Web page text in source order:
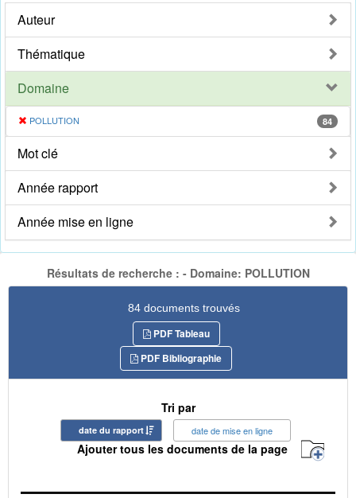
Auteur
Thématique
Domaine
POLLUTION 84
Mot clé
Année rapport
Année mise en ligne
Résultats de recherche : - Domaine: POLLUTION
84 documents trouvés
PDF Tableau
PDF Bibliographie
Tri par
date du rapport date de mise en ligne
Ajouter tous les documents de la page